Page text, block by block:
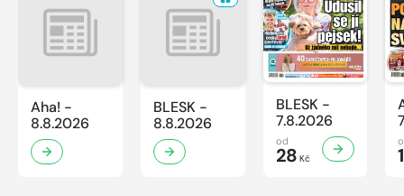
Aha! -
8.8.2026
BLESK -
8.8.2026
BLESK -
7.8.2026
od
28 Kč